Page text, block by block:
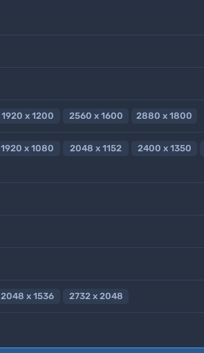
1920 x 1200 2560 x 1600 2880 x 1800
1920 x 1080 2048 x 1152 2400 x 1350
2048 x 1536 2732 x 2048